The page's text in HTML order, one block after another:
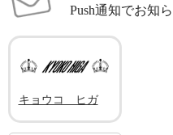
Push通知でお知
キョウコ ヒガ